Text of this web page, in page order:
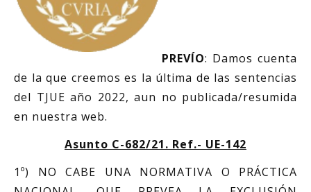
PREVÍO: Damos cuenta
de la que creemos es la última de las sentencias
del TJUE año 2022, aun no publicada/resumida
en nuestra web.
Asunto C-682/21. Ref.- UE-142
1º) NO CABE UNA NORMATIVA O PRÁCTICA